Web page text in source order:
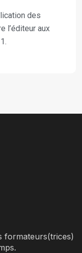
des
l’éditeur aux
formateurs(trices)